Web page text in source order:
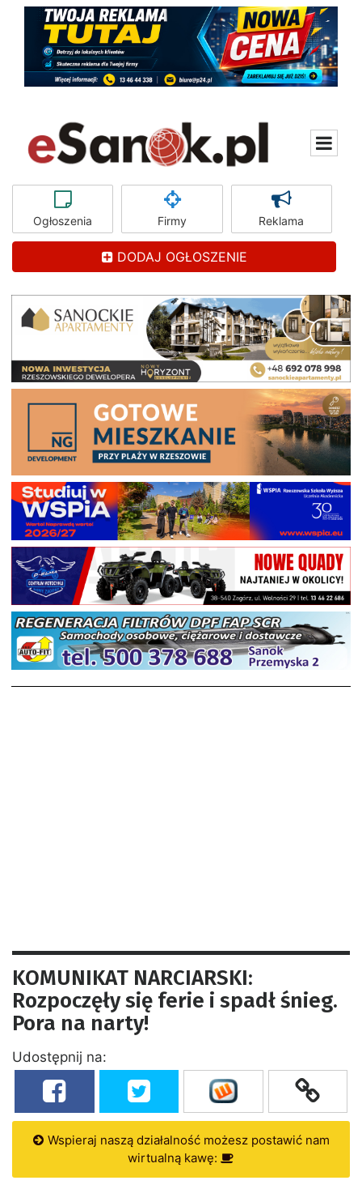
Ogłoszenia Firmy Reklama
DODAJ OGŁOSZENIE
KOMUNIKAT NARCIARSKI:
Rozpoczęły się ferie i spadł śnieg.
Pora na narty!
Udostępnij na:
Wspieraj naszą działalność możesz postawić nam
wirtualną kawę: